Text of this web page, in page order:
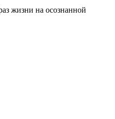
жизни на осознанной